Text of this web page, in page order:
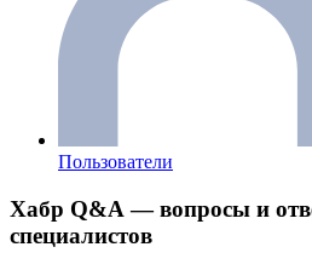
Пользователи
Хабр Q&A — вопросы и
специалистов